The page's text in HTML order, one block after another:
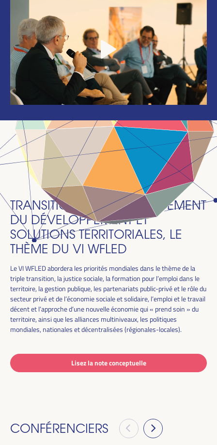
TRANSITION JUSTE, FINANCEMENT
DU DÉVELOPPEMENT ET
SOLUTIONS TERRITORIALES, LE
THÈME DU VI WFLED
Le VI WFLED abordera les priorités mondiales dans le thème de la
triple transition, la justice sociale, la formation pour l’emploi dans le
territoire, la gestion publique, les partenariats public-privé et le rôle du
secteur privé et de l’économie sociale et solidaire, l’emploi et le travail
décent et l’approche d’une nouvelle économie qui « prend soin » du
territoire, ainsi que les alliances multiniveaux, les politiques
mondiales, nationales et décentralisées (régionales-locales).
Lisez la note conceptuelle
CONFÉRENCIERS